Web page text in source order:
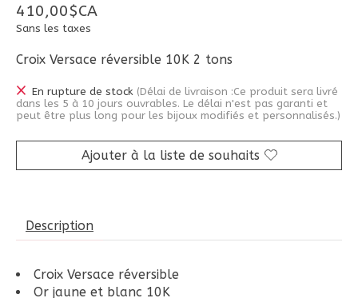
410,00$CA
Sans les taxes
Croix Versace réversible 10K 2 tons
En rupture de stock (Délai de livraison :Ce produit sera livré
dans les 5 à 10 jours ouvrables. Le délai n'est pas garanti et
peut être plus long pour les bijoux modifiés et personnalisés.)
Ajouter à la liste de souhaits
Description
Croix Versace réversible
Or jaune et blanc 10K